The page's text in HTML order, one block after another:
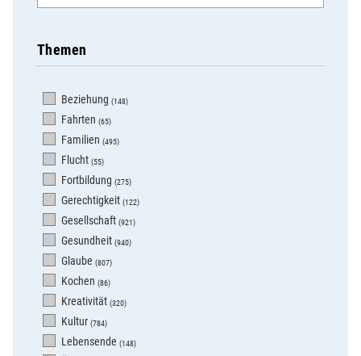
Themen
Beziehung (148)
Fahrten (65)
Familien (495)
Flucht (55)
Fortbildung (275)
Gerechtigkeit (122)
Gesellschaft (921)
Gesundheit (940)
Glaube (807)
Kochen (86)
Kreativität (320)
Kultur (784)
Lebensende (148)